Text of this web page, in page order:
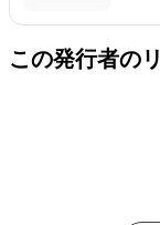
この発行者の